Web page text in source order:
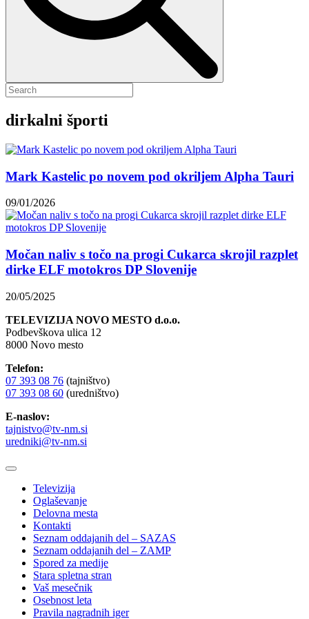
dirkalni športi
Mark Kastelic po novem pod okriljem Alpha Tauri
09/01/2026
Močan naliv s točo na progi Cukarca skrojil razplet
dirke ELF motokros DP Slovenije
20/05/2025
TELEVIZIJA NOVO MESTO d.o.o.
Podbevškova ulica 12
8000 Novo mesto
Telefon:
07 393 08 76 (tajništvo)
07 393 08 60 (uredništvo)
E-naslov:
tajnistvo@tv-nm.si
uredniki@tv-nm.si
Televizija
Oglaševanje
Delovna mesta
Kontakti
Seznam oddajanih del – SAZAS
Seznam oddajanih del – ZAMP
Spored za medije
Stara spletna stran
Vaš mesečnik
Osebnost leta
Pravila nagradnih iger